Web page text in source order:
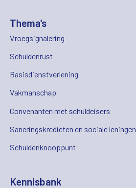
Thema's
Vroegsignalering
Schuldenrust
Basisdienstverlening
Vakmanschap
Convenanten met schuldeisers
Saneringskredieten en sociale leningen
Schuldenknooppunt
Kennisbank